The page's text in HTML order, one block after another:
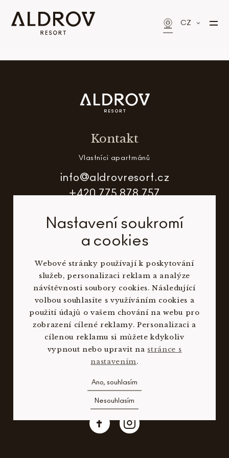
CZ
Kontakt
Vlastníci apartmánů
info@aldrovresort.cz
+420 775 878 757
Provoz
+420 775 878 757
Prodej
sales@aldrovresort.cz
+420 775 878 757
Sledujte nás
Nastavení soukromí
a cookies
Webové stránky používají k poskytování
služeb, personalizaci reklam a analýze
návštěvnosti soubory cookies. Následující
volbou souhlasíte s využíváním cookies a
použití údajů o vašem chování na webu pro
zobrazení cílené reklamy. Personalizaci a
cílenou reklamu si můžete kdykoliv
vypnout nebo upravit na stránce s
nastavením.
Ano, souhlasím
Nesouhlasím